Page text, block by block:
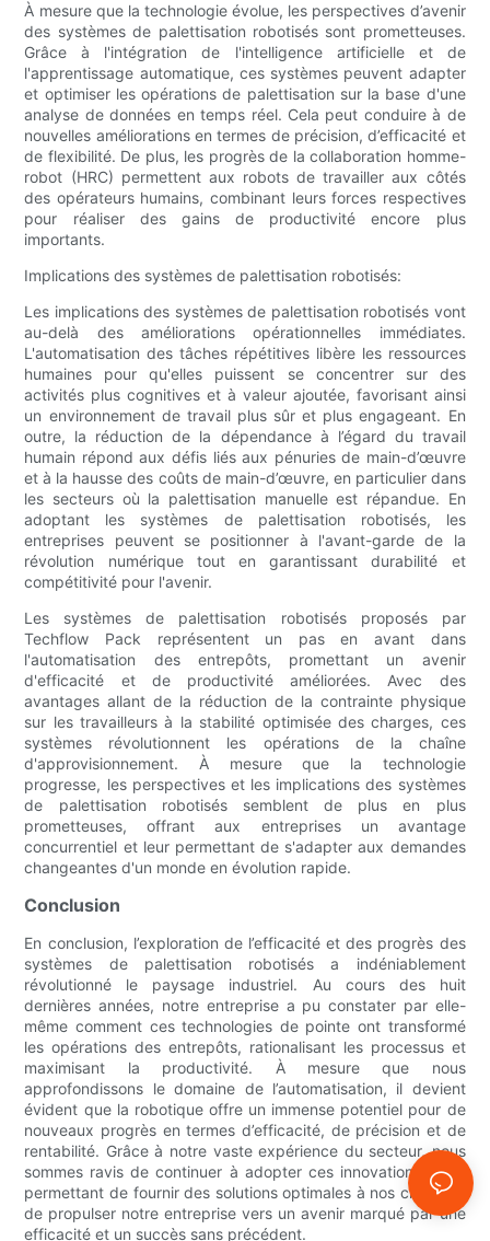
À mesure que la technologie évolue, les perspectives d’avenir
des systèmes de palettisation robotisés sont prometteuses.
Grâce à l'intégration de l'intelligence artificielle et de
l'apprentissage automatique, ces systèmes peuvent adapter
et optimiser les opérations de palettisation sur la base d'une
analyse de données en temps réel. Cela peut conduire à de
nouvelles améliorations en termes de précision, d’efficacité et
de flexibilité. De plus, les progrès de la collaboration homme-
robot (HRC) permettent aux robots de travailler aux côtés
des opérateurs humains, combinant leurs forces respectives
pour réaliser des gains de productivité encore plus
importants.
Implications des systèmes de palettisation robotisés:
Les implications des systèmes de palettisation robotisés vont
au-delà des améliorations opérationnelles immédiates.
L'automatisation des tâches répétitives libère les ressources
humaines pour qu'elles puissent se concentrer sur des
activités plus cognitives et à valeur ajoutée, favorisant ainsi
un environnement de travail plus sûr et plus engageant. En
outre, la réduction de la dépendance à l’égard du travail
humain répond aux défis liés aux pénuries de main-d’œuvre
et à la hausse des coûts de main-d’œuvre, en particulier dans
les secteurs où la palettisation manuelle est répandue. En
adoptant les systèmes de palettisation robotisés, les
entreprises peuvent se positionner à l'avant-garde de la
révolution numérique tout en garantissant durabilité et
compétitivité pour l'avenir.
Les systèmes de palettisation robotisés proposés par
Techflow Pack représentent un pas en avant dans
l'automatisation des entrepôts, promettant un avenir
d'efficacité et de productivité améliorées. Avec des
avantages allant de la réduction de la contrainte physique
sur les travailleurs à la stabilité optimisée des charges, ces
systèmes révolutionnent les opérations de la chaîne
d'approvisionnement. À mesure que la technologie
progresse, les perspectives et les implications des systèmes
de palettisation robotisés semblent de plus en plus
prometteuses, offrant aux entreprises un avantage
concurrentiel et leur permettant de s'adapter aux demandes
changeantes d'un monde en évolution rapide.
Conclusion
En conclusion, l’exploration de l’efficacité et des progrès des
systèmes de palettisation robotisés a indéniablement
révolutionné le paysage industriel. Au cours des huit
dernières années, notre entreprise a pu constater par elle-
même comment ces technologies de pointe ont transformé
les opérations des entrepôts, rationalisant les processus et
maximisant la productivité. À mesure que nous
approfondissons le domaine de l’automatisation, il devient
évident que la robotique offre un immense potentiel pour de
nouveaux progrès en termes d’efficacité, de précision et de
rentabilité. Grâce à notre vaste expérience du secteur, nous
sommes ravis de continuer à adopter ces innovations, nous
permettant de fournir des solutions optimales à nos clients et
de propulser notre entreprise vers un avenir marqué par une
efficacité et un succès sans précédent.